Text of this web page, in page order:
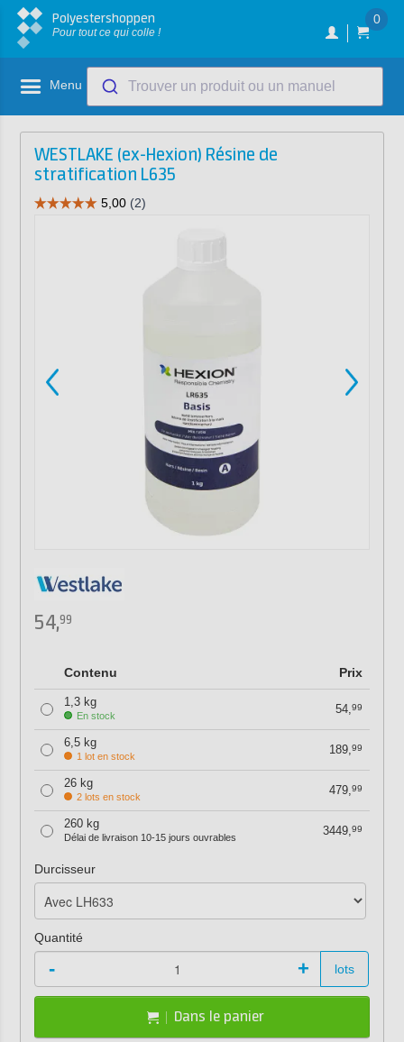
Polyestershoppen
Pour tout ce qui colle !
0
Menu Trouver un produit ou un manuel
WESTLAKE (ex-Hexion) Résine de
stratification L635
54,99
Contenu Prix
1,3 kg
En stock 54,99
6,5 kg
1 lot en stock 189,99
26 kg
2 lots en stock 479,99
260 kg
Délai de livraison 10-15 jours ouvrables 3449,99
Durcisseur
Quantité
- + lots
Dans le panier